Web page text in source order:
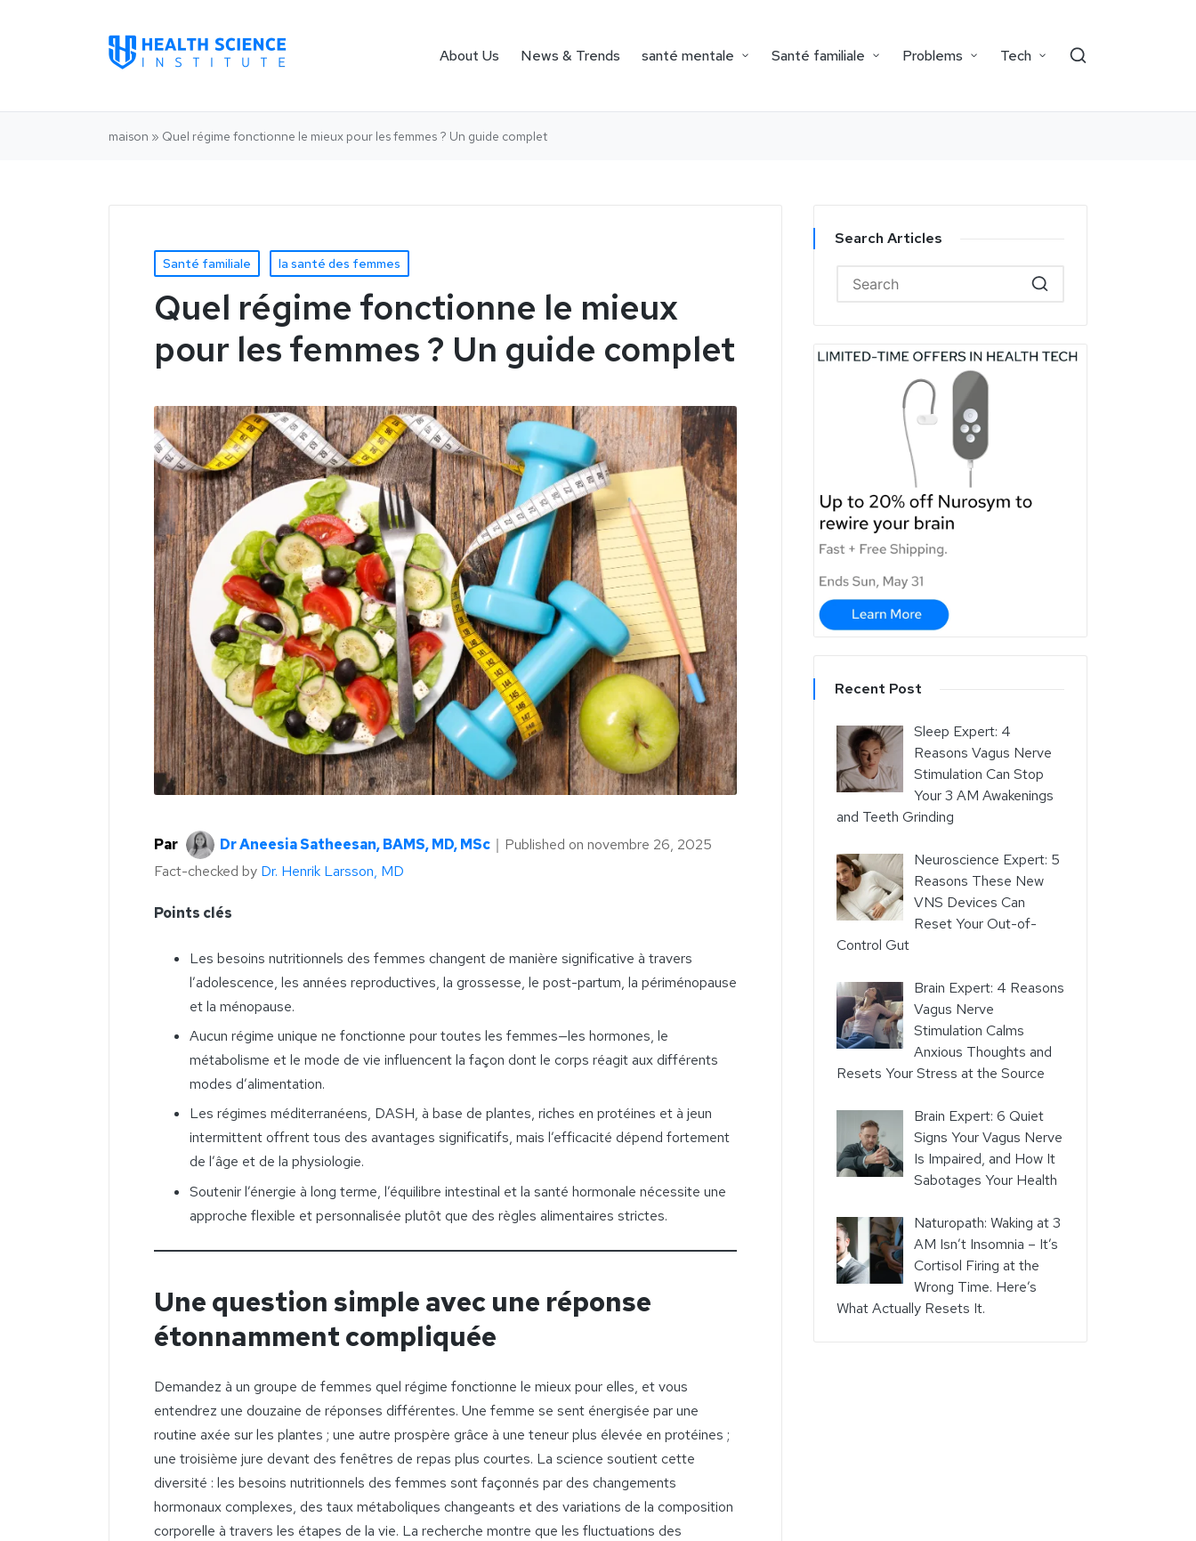
About Us News & Trends santé mentale Santé familiale Problems Tech
maison » Quel régime fonctionne le mieux pour les femmes ? Un guide complet
Santé familiale la santé des femmes
Quel régime fonctionne le mieux
pour les femmes ? Un guide complet
Par Dr Aneesia Satheesan, BAMS, MD, MSc ｜ Published on novembre 26, 2025
Fact-checked by Dr. Henrik Larsson, MD
Points clés
Les besoins nutritionnels des femmes changent de manière significative à travers
l’adolescence, les années reproductives, la grossesse, le post-partum, la périménopause
et la ménopause.
Aucun régime unique ne fonctionne pour toutes les femmes—les hormones, le
métabolisme et le mode de vie influencent la façon dont le corps réagit aux différents
modes d’alimentation.
Les régimes méditerranéens, DASH, à base de plantes, riches en protéines et à jeun
intermittent offrent tous des avantages significatifs, mais l’efficacité dépend fortement
de l’âge et de la physiologie.
Soutenir l’énergie à long terme, l’équilibre intestinal et la santé hormonale nécessite une
approche flexible et personnalisée plutôt que des règles alimentaires strictes.
Une question simple avec une réponse
étonnamment compliquée
Demandez à un groupe de femmes quel régime fonctionne le mieux pour elles, et vous
entendrez une douzaine de réponses différentes. Une femme se sent énergisée par une
routine axée sur les plantes ; une autre prospère grâce à une teneur plus élevée en protéines ;
une troisième jure devant des fenêtres de repas plus courtes. La science soutient cette
diversité : les besoins nutritionnels des femmes sont façonnés par des changements
hormonaux complexes, des taux métaboliques changeants et des variations de la composition
corporelle à travers les étapes de la vie. La recherche montre que les fluctuations des
Search Articles
Recent Post
Sleep Expert: 4
Reasons Vagus Nerve
Stimulation Can Stop
Your 3 AM Awakenings
and Teeth Grinding
Neuroscience Expert: 5
Reasons These New
VNS Devices Can
Reset Your Out-of-
Control Gut
Brain Expert: 4 Reasons
Vagus Nerve
Stimulation Calms
Anxious Thoughts and
Resets Your Stress at the Source
Brain Expert: 6 Quiet
Signs Your Vagus Nerve
Is Impaired, and How It
Sabotages Your Health
Naturopath: Waking at 3
AM Isn’t Insomnia – It’s
Cortisol Firing at the
Wrong Time. Here’s
What Actually Resets It.